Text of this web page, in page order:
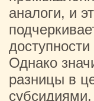
аналоги, и
Однако
разницы в